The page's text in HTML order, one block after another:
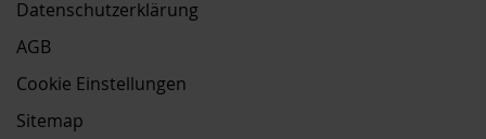
Datenschutzerklärung
AGB
Cookie Einstellungen
Sitemap